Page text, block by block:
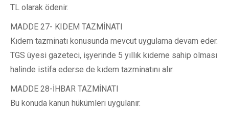
TL olarak ödenir.
MADDE 27- KIDEM TAZMİNATI
Kıdem tazminatı konusunda mevcut uygulama devam eder.
TGS üyesi gazeteci, işyerinde 5 yıllık kıdeme sahip olması
halinde istifa ederse de kıdem tazminatını alır.
MADDE 28-İHBAR TAZMİNATI
Bu konuda kanun hükümleri uygulanır.